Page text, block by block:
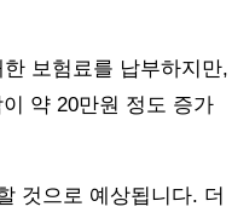
보험료를 납부하지만,
약 20만원 정도 증가
것으로 예상됩니다. 더